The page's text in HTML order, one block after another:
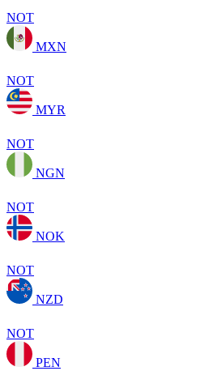
NOT
MXN
NOT
MYR
NOT
NGN
NOT
NOK
NOT
NZD
NOT
PEN